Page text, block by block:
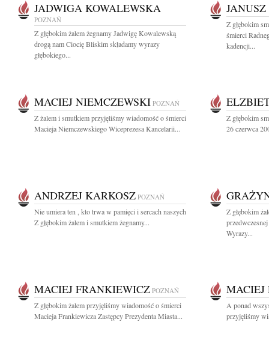
JADWIGA KOWALEWSKA
POZNAŃ
Z głębokim żalem żegnamy Jadwigę Kowalewską
drogą nam Ciocię Bliskim składamy wyrazy
głębokiego...
Z głębokim
śmierci
kadencji...
MACIEJ NIEMCZEWSKI POZNAŃ
Z żalem i smutkiem przyjęliśmy wiadomość o śmierci
Macieja Niemczewskiego Wiceprezesa Kancelarii...
Z głębokim
26 czerwca
ANDRZEJ KARKOSZ POZNAŃ
Nie umiera ten , kto trwa w pamięci i sercach naszych
Z głębokim żalem i smutkiem żegnamy...
Z głębokim
Wyrazy...
MACIEJ FRANKIEWICZ POZNAŃ
Z głębokim żalem przyjęliśmy wiadomość o śmierci
Macieja Frankiewicza Zastępcy Prezydenta Miasta...
MACIEJ
A ponad
przyjęliśmy